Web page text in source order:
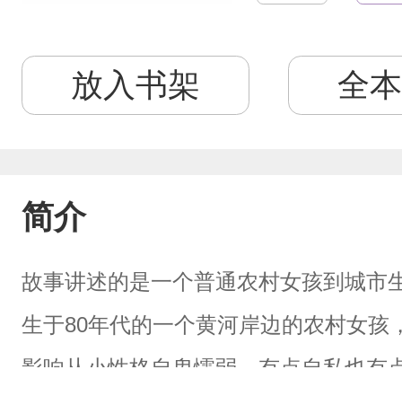
放入书架 全
简介
故事讲述的是一个普通农村女孩到城市
生于80年代的一个黄河岸边的农村女
影响从小性格自卑懦弱，有点自私也有